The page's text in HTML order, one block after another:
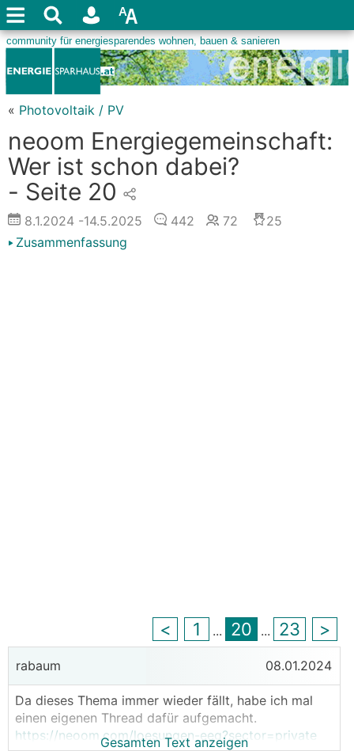
« Photovoltaik / PV
neoom Energiegemeinschaft:
Wer ist schon dabei?
- Seite 20
8.1.2024 -14.5.2025 442 72
25
Zusammenfassung
< 1 ... 20 ... 23 >
rabaum 08.01.2024
Da dieses Thema immer wieder fällt, habe ich mal
einen eigenen Thread dafür aufgemacht.
https://neoom.com/loesungen-eeg?sector=private
Gesamten Text anzeigen